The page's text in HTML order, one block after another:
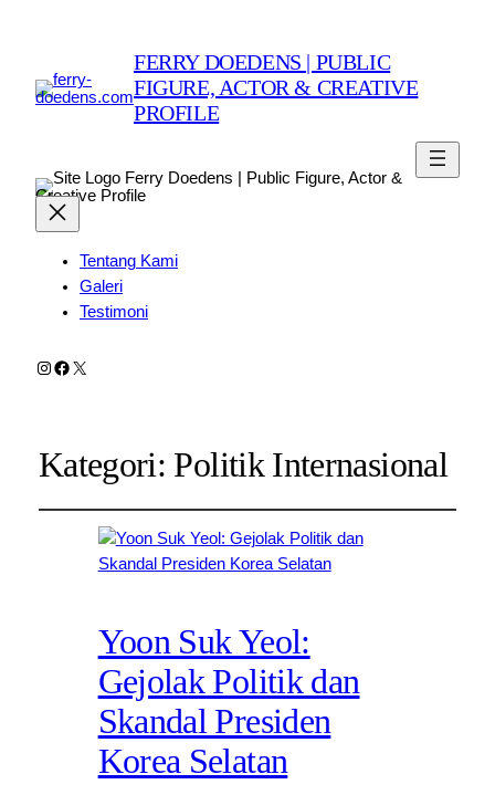
FERRY DOEDENS | PUBLIC
FIGURE, ACTOR & CREATIVE
PROFILE
Ferry Doedens | Public Figure, Actor &
Creative Profile
Tentang Kami
Galeri
Testimoni
Instagram
Facebook
X
Kategori: Politik Internasional
Yoon Suk Yeol:
Gejolak Politik dan
Skandal Presiden
Korea Selatan